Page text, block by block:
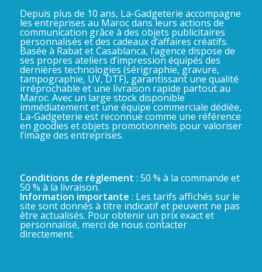
Depuis plus de 10 ans, La-Gadgeterie accompagne
les entreprises au Maroc dans leurs actions de
communication grâce à des objets publicitaires
personnalisés et des cadeaux d’affaires créatifs.
Basée à Rabat et Casablanca, l’agence dispose de
ses propres ateliers d’impression équipés des
dernières technologies (sérigraphie, gravure,
tampographie, UV, DTF), garantissant une qualité
irréprochable et une livraison rapide partout au
Maroc. Avec un large stock disponible
immédiatement et une équipe commerciale dédiée,
La-Gadgeterie est reconnue comme une référence
en goodies et objets promotionnels pour valoriser
l’image des entreprises.
Conditions de règlement : 50 % à la commande et
50 % à la livraison.
Information importante : Les tarifs affichés sur le
site sont donnés à titre indicatif et peuvent ne pas
être actualisés. Pour obtenir un prix exact et
personnalisé, merci de nous contacter
directement.